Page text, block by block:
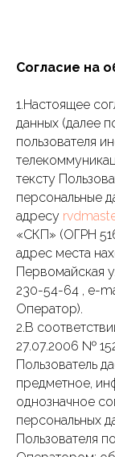
Согласие на
1.Настоящее
данных (далее
пользователя
тексту
персональные
адресу
«СКП» (ОГРН
адрес места
Первомайская
230-54-64 , e-
Оператор).
2.В
27.07.2006 №
Пользователь
предметное,
однозначное
персональных
Пользователя